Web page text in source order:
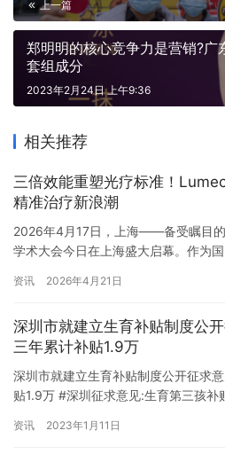
上一篇
郑明明的核心竞争力是营销?广
套组成分
2023年2月24日 上午9:36
相关推荐
三倍效能重塑光疗标准！
精准治疗新浪潮
2026年4月17日，上海——备受瞩目
学术大会今日在上海盛大启幕。作为
家与行业精英，共同探讨前沿技术趋
备Lumecca钻石露美光惊艳亮相，并
资讯 2026年4月21日
深圳市就建立生育补贴制度公
三年累计补贴1.9万
深圳市就建立生育补贴制度公开征求
贴1.9万 #深圳征求意见:生育第三孩补
费支出、婴幼儿养育成本等因素，按
资讯 2023年1月11日